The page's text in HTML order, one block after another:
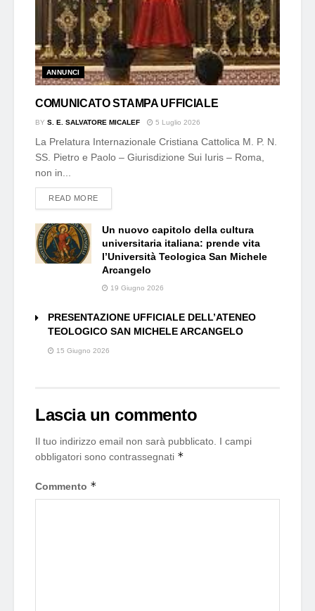
ANNUNCI
COMUNICATO STAMPA UFFICIALE
BY S. E. SALVATORE MICALEF 5 Luglio 2026
La Prelatura Internazionale Cristiana Cattolica M. P. N.
SS. Pietro e Paolo – Giurisdizione Sui Iuris – Roma,
non in...
READ MOREDETAILS
Un nuovo capitolo della cultura
universitaria italiana: prende vita
l’Università Teologica San Michele
Arcangelo
19 Giugno 2026
PRESENTAZIONE UFFICIALE DELL’ATENEO
TEOLOGICO SAN MICHELE ARCANGELO
15 Giugno 2026
Lascia un commento
Il tuo indirizzo email non sarà pubblicato. I campi
obbligatori sono contrassegnati *
Commento *